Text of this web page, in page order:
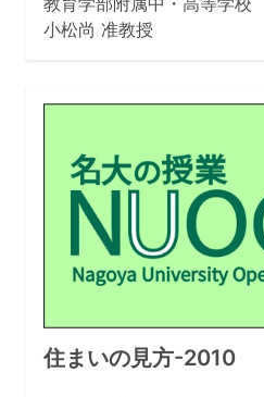
小松尚 准教授
住まいの見方-2010